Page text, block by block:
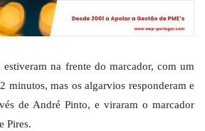
estiveram na frente do marcador, com um
minutos, mas os algarvios responderam e
de André Pinto, e viraram o marcador
Pires.